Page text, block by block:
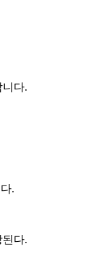
니다.
.
다.